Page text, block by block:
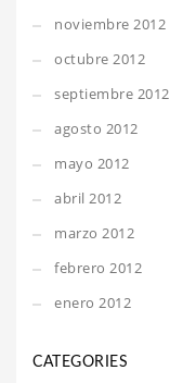
noviembre 2012
octubre 2012
septiembre 2012
agosto 2012
mayo 2012
abril 2012
marzo 2012
febrero 2012
enero 2012
CATEGORIES